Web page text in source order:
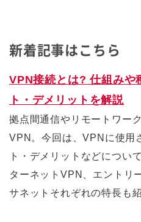
新着記事はこちら
VPN接続とは? 仕組みや
ト・デメリットを解説
拠点間通信やリモートワー
VPN。今回は、VPNに使用
ト・デメリットなどについ
ターネットVPN、エントリ
サネットそれぞれの特長も